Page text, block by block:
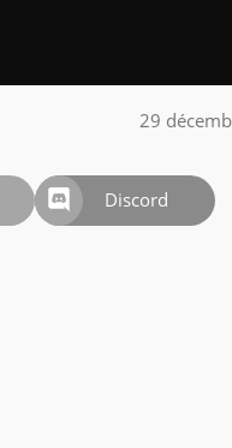
29
Discord